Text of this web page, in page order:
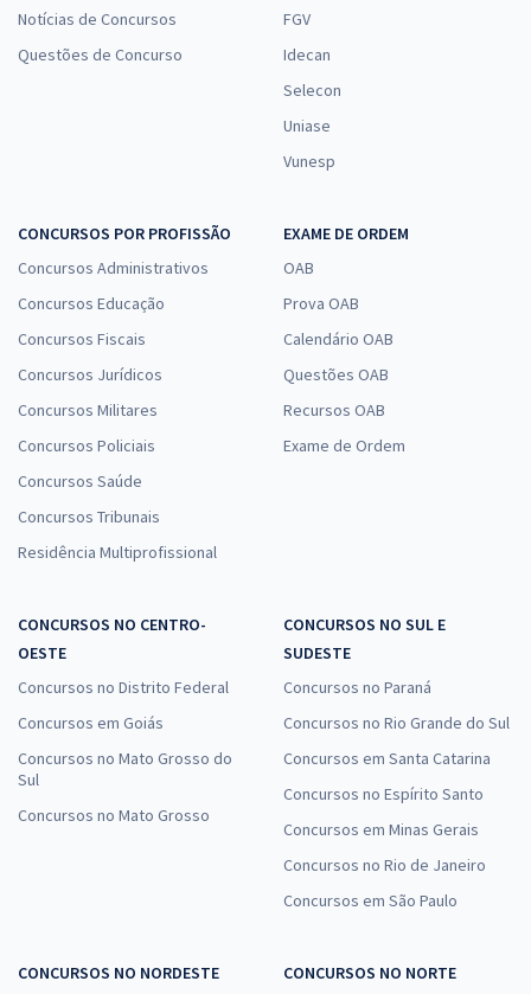
Notícias de Concursos
Questões de Concurso
FGV
Idecan
Selecon
Uniase
Vunesp
CONCURSOS POR PROFISSÃO
Concursos Administrativos
Concursos Educação
Concursos Fiscais
Concursos Jurídicos
Concursos Militares
Concursos Policiais
Concursos Saúde
Concursos Tribunais
Residência Multiprofissional
EXAME DE ORDEM
OAB
Prova OAB
Calendário OAB
Questões OAB
Recursos OAB
Exame de Ordem
CONCURSOS NO CENTRO-
OESTE
Concursos no Distrito Federal
Concursos em Goiás
Concursos no Mato Grosso do
Sul
Concursos no Mato Grosso
CONCURSOS NO SUL E
SUDESTE
Concursos no Paraná
Concursos no Rio Grande do Sul
Concursos em Santa Catarina
Concursos no Espírito Santo
Concursos em Minas Gerais
Concursos no Rio de Janeiro
Concursos em São Paulo
CONCURSOS NO NORDESTE
CONCURSOS NO NORTE